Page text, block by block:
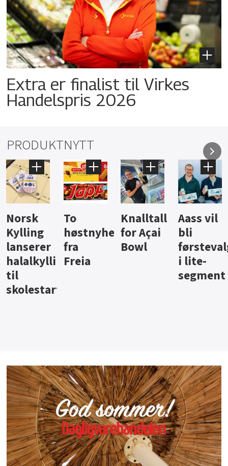
Extra er finalist til Virkes
Handelspris 2026
PRODUKTNYTT
Knalltall
for Açai
Bowl
Aass vil
bli
førstevalg
i lite-
Brus og
jus fra
Berentsen
Hard
iste fra
Hansa